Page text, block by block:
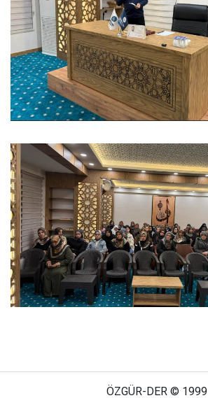
ÖZGÜR-DER © 1999